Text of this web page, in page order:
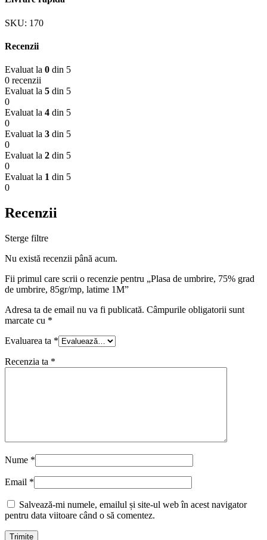
SKU: 170
Recenzii
Evaluat la 0 din 5
0 recenzii
Evaluat la 5 din 5
0
Evaluat la 4 din 5
0
Evaluat la 3 din 5
0
Evaluat la 2 din 5
0
Evaluat la 1 din 5
0
Recenzii
Sterge filtre
Nu există recenzii până acum.
Fii primul care scrii o recenzie pentru „Plasa de umbrire, 75% grad
de umbrire, 85gr/mp, latime 1M”
Adresa ta de email nu va fi publicată. Câmpurile obligatorii sunt
marcate cu *
Evaluarea ta *
Recenzia ta *
Nume *
Email *
Salvează-mi numele, emailul și site-ul web în acest navigator
pentru data viitoare când o să comentez.